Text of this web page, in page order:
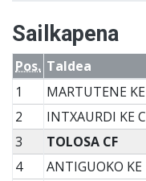
Sailkapena
Pos. Taldea
1
MARTUTENE KE
2
INTXAURDI KE C
3
TOLOSA CF
4
ANTIGUOKO KE